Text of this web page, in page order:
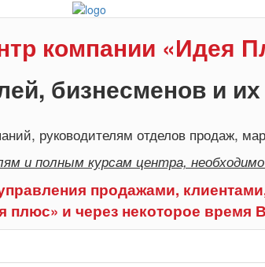
компании «Идея
бизнесменов и
руководителям отделов продаж,
и полным курсам центра,
продажами,
и через некоторое время